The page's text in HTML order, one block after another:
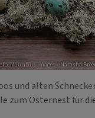
Mauritius Images / Natasha
und alten
zum Osternest für